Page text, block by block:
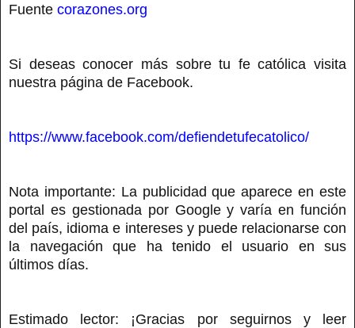
Fuente corazones.org
Si deseas conocer más sobre tu fe católica visita
nuestra página de Facebook.
https://www.facebook.com/defiendetufecatolico/
Nota importante: La publicidad que aparece en este
portal es gestionada por Google y varía en función
del país, idioma e intereses y puede relacionarse con
la navegación que ha tenido el usuario en sus
últimos días.
Estimado lector: ¡Gracias por seguirnos y leer